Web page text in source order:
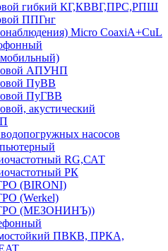
гибкий КГ,КВВГ,ПРС,РПШ
ППГнг
Micro CoaxiA+CuL
АПУНП
ПуВВ
ПуГВВ
акустический
насосов
RG,САТ
РК
(BIRONI)
(Werkel)
(МЕЗОНИНЪ))
ПВКВ, ПРКА,